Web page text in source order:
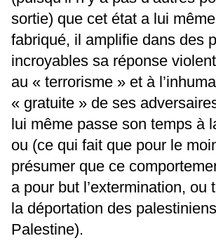
sortie) que cet état a lui
fabriqué, il amplifie dans des
incroyables sa réponse
au « terrorisme » et à
« gratuite » de ses
lui même passe son temps à
ou (ce qui fait que pour le
présumer que ce
a pour but l’extermination, ou
la déportation des
Palestine).